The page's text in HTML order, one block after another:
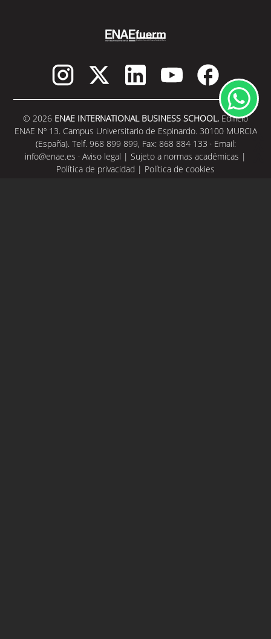
© 2026 ENAE INTERNATIONAL BUSINESS SCHOOL. Edificio
ENAE Nº 13. Campus Universitario de Espinardo. 30100 MURCIA
(España). Telf. 968 899 899, Fax: 868 884 133 · Email:
info@enae.es · Aviso legal | Sujeto a normas académicas |
Política de privacidad | Política de cookies